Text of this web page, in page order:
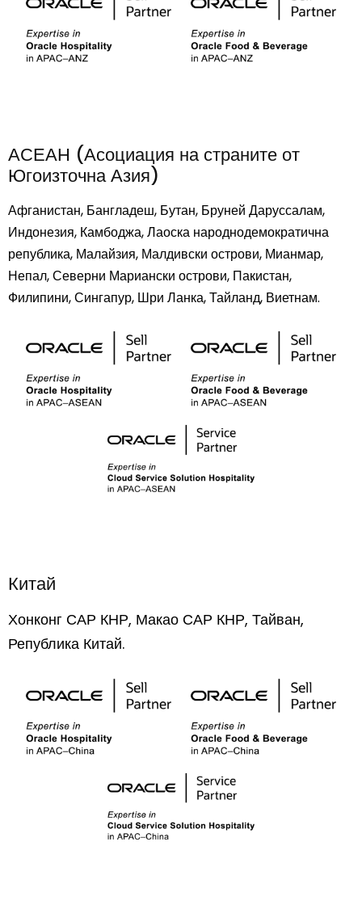
АСЕАН (Асоциация на страните от
Югоизточна Азия)
Афганистан, Бангладеш, Бутан, Бруней Даруссалам,
Индонезия, Камбоджа, Лаоска народнодемократична
република, Малайзия, Малдивски острови, Мианмар,
Непал, Северни Мариански острови, Пакистан,
Филипини, Сингапур, Шри Ланка, Тайланд, Виетнам.
Китай
Хонконг САР КНР, Макао САР КНР, Тайван,
Република Китай.